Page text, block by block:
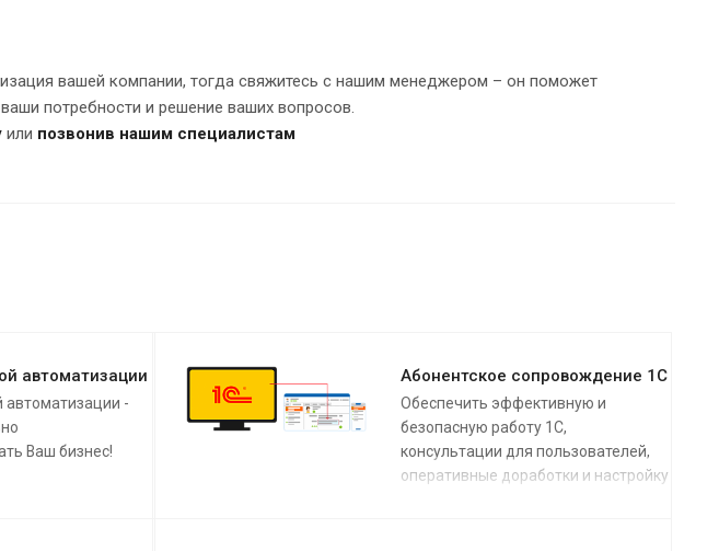
вашей компании, тогда свяжитесь с нашим менеджером – он поможет
потребности и решение ваших вопросов.
или позвонив нашим специалистам
автоматизации
автоматизации -
Ваш бизнес!
Абонентское сопровождение 1С
Обеспечить эффективную и
безопасную работу 1С,
консультации для пользователей,
оперативные доработки и настройку